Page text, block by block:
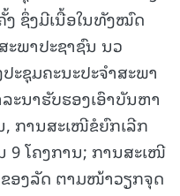
ງ ຊຶ່ງມີເນື້ອໃນທັງໝົດ
ະພາປະຊາຊົນ ນວ
ຊຸມຄະນະປະຈຳສະພາ
ະນາຮັບຮອງເອົາບັນຫາ
ການສະເໜີຂໍຍົກເລີກ
9 ໂຄງການ; ການສະເໜີ
ອງລັດ ຕາມໜ້າວຽກຈຸດ